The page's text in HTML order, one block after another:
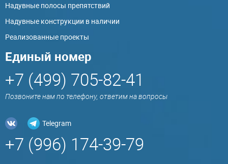
Надувные полосы препятствий
Надувные конструкции в наличии
Реализованные проекты
Единый номер
+7 (499) 705-82-41
Позвоните нам по телефону, ответим на вопросы
Telegram
+7 (996) 174-39-79